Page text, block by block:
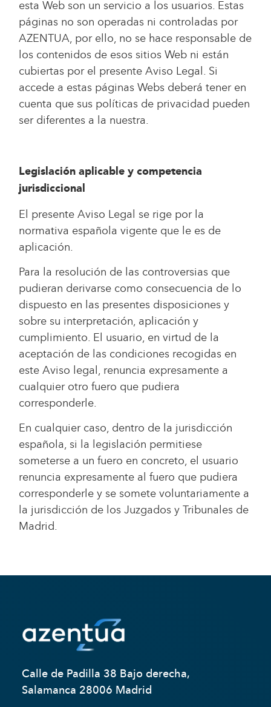
esta Web son un servicio a los usuarios. Estas
páginas no son operadas ni controladas por
AZENTUA, por ello, no se hace responsable de
los contenidos de esos sitios Web ni están
cubiertas por el presente Aviso Legal. Si
accede a estas páginas Webs deberá tener en
cuenta que sus políticas de privacidad pueden
ser diferentes a la nuestra.
Legislación aplicable y competencia
jurisdiccional
El presente Aviso Legal se rige por la
normativa española vigente que le es de
aplicación.
Para la resolución de las controversias que
pudieran derivarse como consecuencia de lo
dispuesto en las presentes disposiciones y
sobre su interpretación, aplicación y
cumplimiento. El usuario, en virtud de la
aceptación de las condiciones recogidas en
este Aviso legal, renuncia expresamente a
cualquier otro fuero que pudiera
corresponderle.
En cualquier caso, dentro de la jurisdicción
española, si la legislación permitiese
someterse a un fuero en concreto, el usuario
renuncia expresamente al fuero que pudiera
corresponderle y se somete voluntariamente a
la jurisdicción de los Juzgados y Tribunales de
Madrid.
Calle de Padilla 38 Bajo derecha,
Salamanca 28006 Madrid